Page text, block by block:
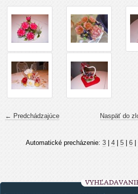
← Predchádzajúce Naspäť do
Automatické precházenie: 3| 4| 5| 6|